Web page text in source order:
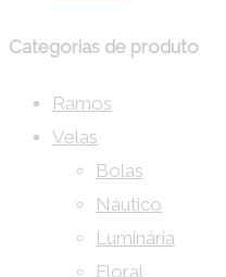
Categorias de produto
Ramos
Velas
Bolas
Náutico
Luminária
Floral